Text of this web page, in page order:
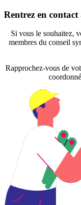
Rentrez en contact
Si vous le souhaitez,
membres du conseil
Rapprochez-vous de